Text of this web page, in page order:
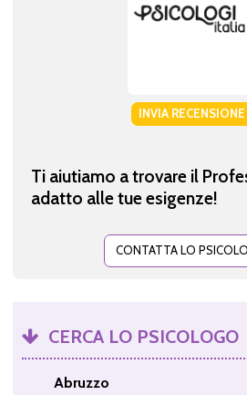
INVIA RECENSIONE
Ti aiutiamo a trovare il
adatto alle tue esigenze!
CONTATTA LO
CERCA LO PSICOLOGO
Abruzzo